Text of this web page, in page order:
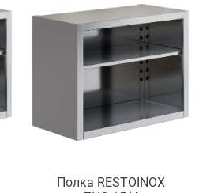
Полка RESTOINOX